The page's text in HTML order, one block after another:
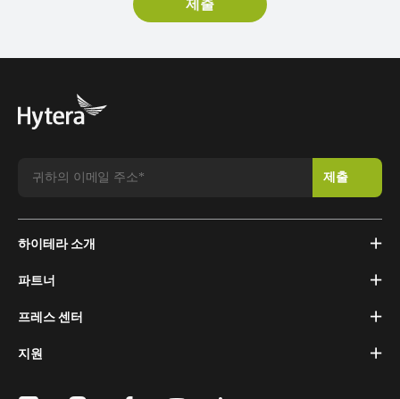
하이테라 소개
파트너
프레스 센터
지원